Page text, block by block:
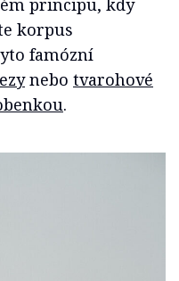
principu, kdy
korpus
famózní
nebo tvarohové
.